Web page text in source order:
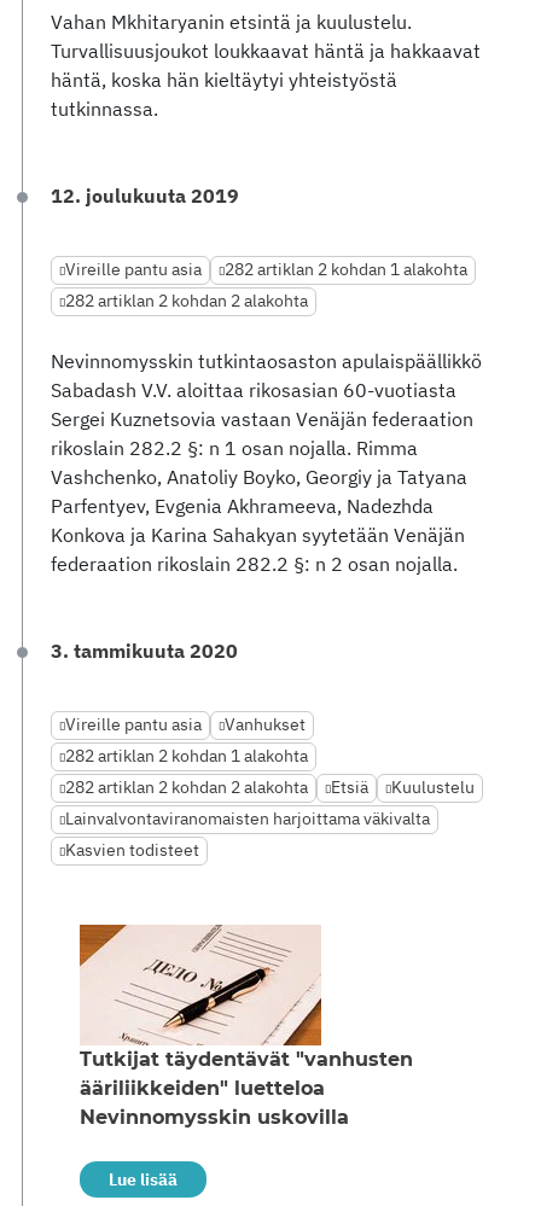
Vahan Mkhitaryanin etsintä ja kuulustelu.
Turvallisuusjoukot loukkaavat häntä ja hakkaavat
häntä, koska hän kieltäytyi yhteistyöstä
tutkinnassa.
12. joulukuuta 2019
Vireille pantu asia
282 artiklan 2 kohdan 1 alakohta
282 artiklan 2 kohdan 2 alakohta
Nevinnomysskin tutkintaosaston apulaispäällikkö
Sabadash V.V. aloittaa rikosasian 60-vuotiasta
Sergei Kuznetsovia vastaan Venäjän federaation
rikoslain 282.2 §: n 1 osan nojalla. Rimma
Vashchenko, Anatoliy Boyko, Georgiy ja Tatyana
Parfentyev, Evgenia Akhrameeva, Nadezhda
Konkova ja Karina Sahakyan syytetään Venäjän
federaation rikoslain 282.2 §: n 2 osan nojalla.
3. tammikuuta 2020
Vireille pantu asia
Vanhukset
282 artiklan 2 kohdan 1 alakohta
282 artiklan 2 kohdan 2 alakohta
Etsiä
Kuulustelu
Lainvalvontaviranomaisten harjoittama väkivalta
Kasvien todisteet
Tutkijat täydentävät "vanhusten
ääriliikkeiden" luetteloa
Nevinnomysskin uskovilla
Lue lisää